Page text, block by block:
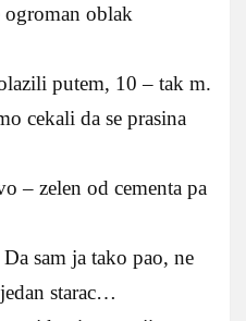
oblak
putem, 10 – tak m.
cekali da se prasina
– zelen od cementa pa
sam ja tako pao, ne
starac…